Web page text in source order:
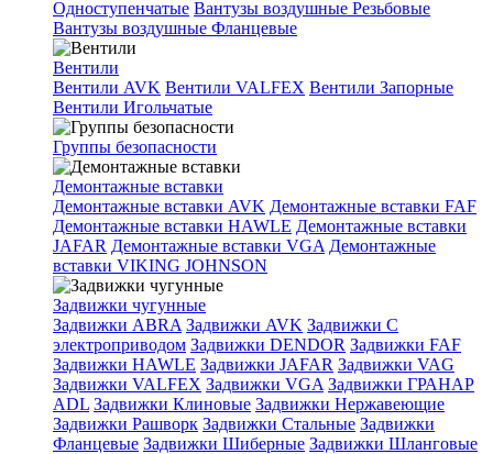
Одноступенчатые Вантузы воздушные Резьбовые
Вантузы воздушные Фланцевые
Вентили
Вентили AVK Вентили VALFEX Вентили Запорные
Вентили Игольчатые
Группы безопасности
Демонтажные вставки
Демонтажные вставки AVK Демонтажные вставки FAF
Демонтажные вставки HAWLE Демонтажные вставки
JAFAR Демонтажные вставки VGA Демонтажные
вставки VIKING JOHNSON
Задвижки чугунные
Задвижки ABRA Задвижки AVK Задвижки C
электроприводом Задвижки DENDOR Задвижки FAF
Задвижки HAWLE Задвижки JAFAR Задвижки VAG
Задвижки VALFEX Задвижки VGA Задвижки ГРАНАР
ADL Задвижки Клиновые Задвижки Нержавеющие
Задвижки Рашворк Задвижки Стальные Задвижки
Фланцевые Задвижки Шиберные Задвижки Шланговые